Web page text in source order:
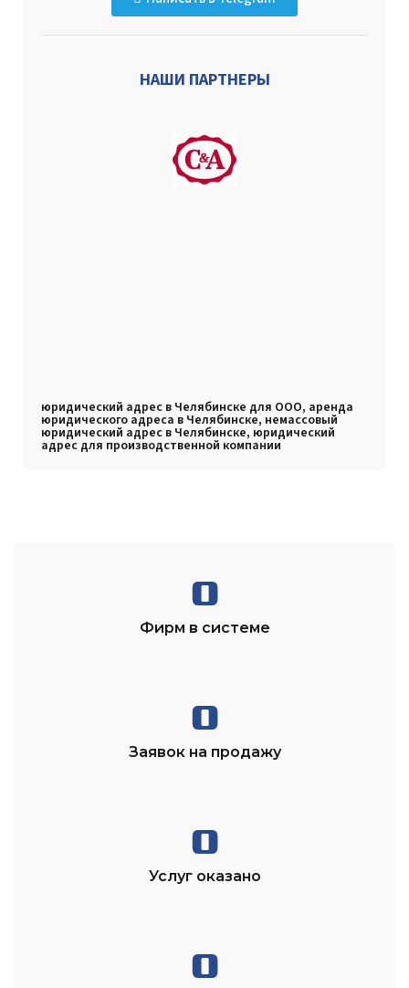
НАШИ ПАРТНЕРЫ
юридический адрес в Челябинске для ООО, аренда
юридического адреса в Челябинске, немассовый
юридический адрес в Челябинске, юридический
адрес для производственной компании
0
Фирм в системе
0
Заявок на продажу
0
Услуг оказано
0